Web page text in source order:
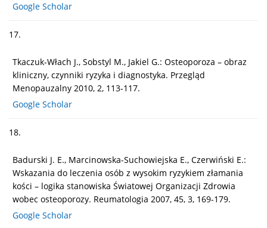
Google Scholar
17.
Tkaczuk-Włach J., Sobstyl M., Jakiel G.: Osteoporoza – obraz
kliniczny, czynniki ryzyka i diagnostyka. Przegląd
Menopauzalny 2010, 2, 113-117.
Google Scholar
18.
Badurski J. E., Marcinowska-Suchowiejska E., Czerwiński E.:
Wskazania do leczenia osób z wysokim ryzykiem złamania
kości – logika stanowiska Światowej Organizacji Zdrowia
wobec osteoporozy. Reumatologia 2007, 45, 3, 169-179.
Google Scholar